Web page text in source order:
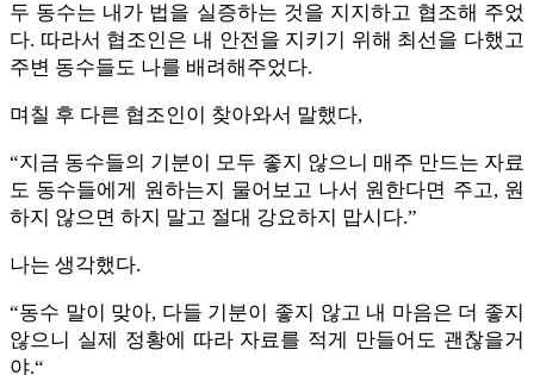
두 동수는 내가 법을 실증하는 것을 지지하고 협조해 주었
다. 따라서 협조인은 내 안전을 지키기 위해 최선을 다했고
주변 동수들도 나를 배려해주었다.
며칠 후 다른 협조인이 찾아와서 말했다,
“지금 동수들의 기분이 모두 좋지 않으니 매주 만드는 자료
도 동수들에게 원하는지 물어보고 나서 원한다면 주고, 원
하지 않으면 하지 말고 절대 강요하지 맙시다.”
나는 생각했다.
“동수 말이 맞아, 다들 기분이 좋지 않고 내 마음은 더 좋지
않으니 실제 정황에 따라 자료를 적게 만들어도 괜찮을거
야.“